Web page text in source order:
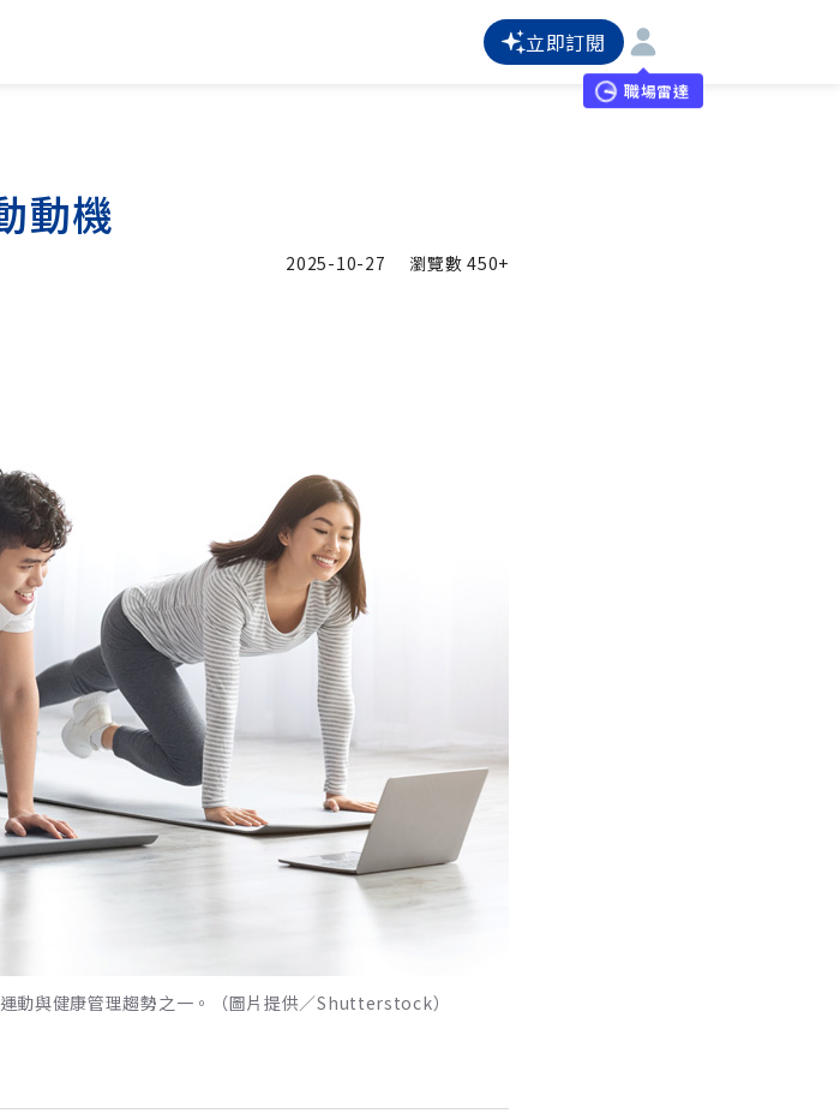
立即訂閱
職場雷達
動機
2025-10-27 瀏覽數450+
動與健康管理趨勢之一。（圖片提供／Shutterstock）